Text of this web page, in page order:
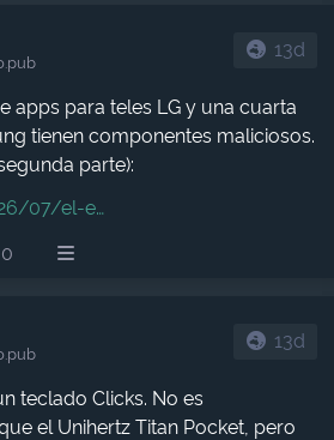
13d
apps para teles LG y una cuarta
tienen componentes maliciosos.
parte):
07/el-e
0
13d
teclado Clicks. No es
el Unihertz Titan Pocket, pero